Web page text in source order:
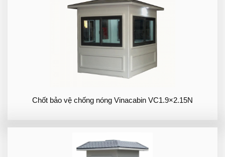
Chốt bảo vệ chống nóng Vinacabin VC1.9×2.15N